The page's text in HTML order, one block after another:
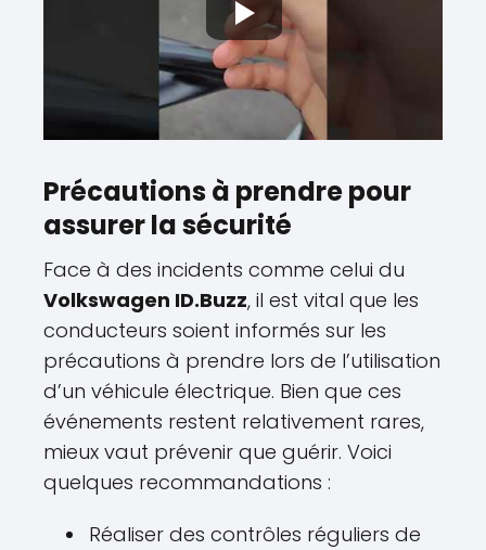
Précautions à prendre pour
assurer la sécurité
Face à des incidents comme celui du
Volkswagen ID.Buzz, il est vital que les
conducteurs soient informés sur les
précautions à prendre lors de l’utilisation
d’un véhicule électrique. Bien que ces
événements restent relativement rares,
mieux vaut prévenir que guérir. Voici
quelques recommandations :
Réaliser des contrôles réguliers de